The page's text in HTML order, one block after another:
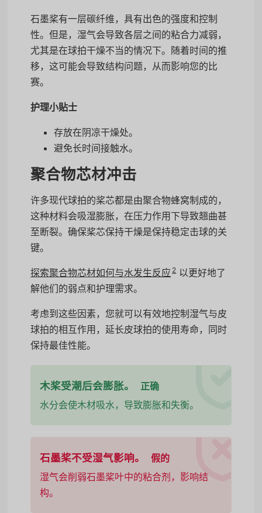
石墨桨有一层碳纤维，具有出色的强度和控制
性。但是，湿气会导致各层之间的粘合力减弱，
尤其是在球拍干燥不当的情况下。随着时间的推
移，这可能会导致结构问题，从而影响您的比
赛。
护理小贴士
存放在阴凉干燥处。
避免长时间接触水。
聚合物芯材冲击
许多现代球拍的桨芯都是由聚合物蜂窝制成的，
这种材料会吸湿膨胀，在压力作用下导致翘曲甚
至断裂。确保桨芯保持干燥是保持稳定击球的关
键。
探索聚合物芯材如何与水发生反应 2以更好地了
解他们的弱点和护理需求。
考虑到这些因素，您就可以有效地控制湿气与皮
球拍的相互作用，延长皮球拍的使用寿命，同时
保持最佳性能。
木桨受潮后会膨胀。
正确
水分会使木材吸水，导致膨胀和失衡。
石墨桨不受湿气影响。
假的
湿气会削弱石墨桨叶中的粘合剂，影响结
构。